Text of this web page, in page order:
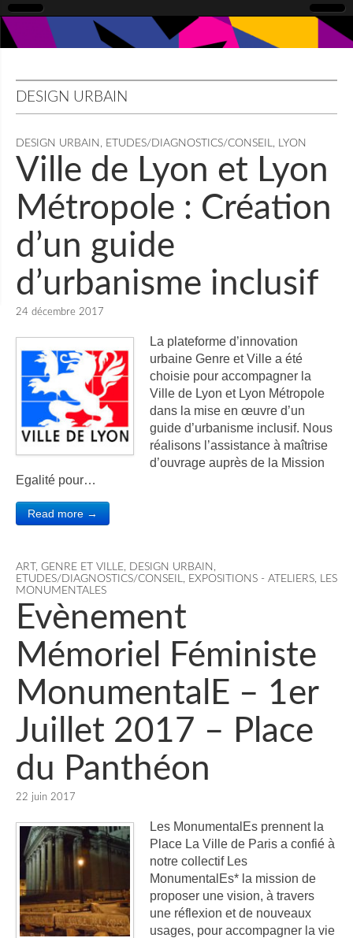
DESIGN URBAIN
DESIGN URBAIN , ETUDES/DIAGNOSTICS/CONSEIL, LYON
Ville de Lyon et Lyon
Métropole : Création
d’un guide
d’urbanisme inclusif
24 décembre 2017
La plateforme d’innovation
urbaine Genre et Ville a été
choisie pour accompagner la
Ville de Lyon et Lyon Métropole
dans la mise en œuvre d’un
guide d’urbanisme inclusif. Nous
réalisons l’assistance à maîtrise
d’ouvrage auprès de la Mission
Egalité pour…
Read more →
ART, GENRE ET VILLE, DESIGN URBAIN ,
ETUDES/DIAGNOSTICS/CONSEIL, EXPOSITIONS - ATELIERS, LES
MONUMENTALES
Evènement
Mémoriel Féministe
MonumentalE – 1er
Juillet 2017 – Place
du Panthéon
22 juin 2017
Les MonumentalEs prennent la
Place La Ville de Paris a confié à
notre collectif Les
MonumentalEs* la mission de
proposer une vision, à travers
une réflexion et de nouveaux
usages, pour accompagner la vie